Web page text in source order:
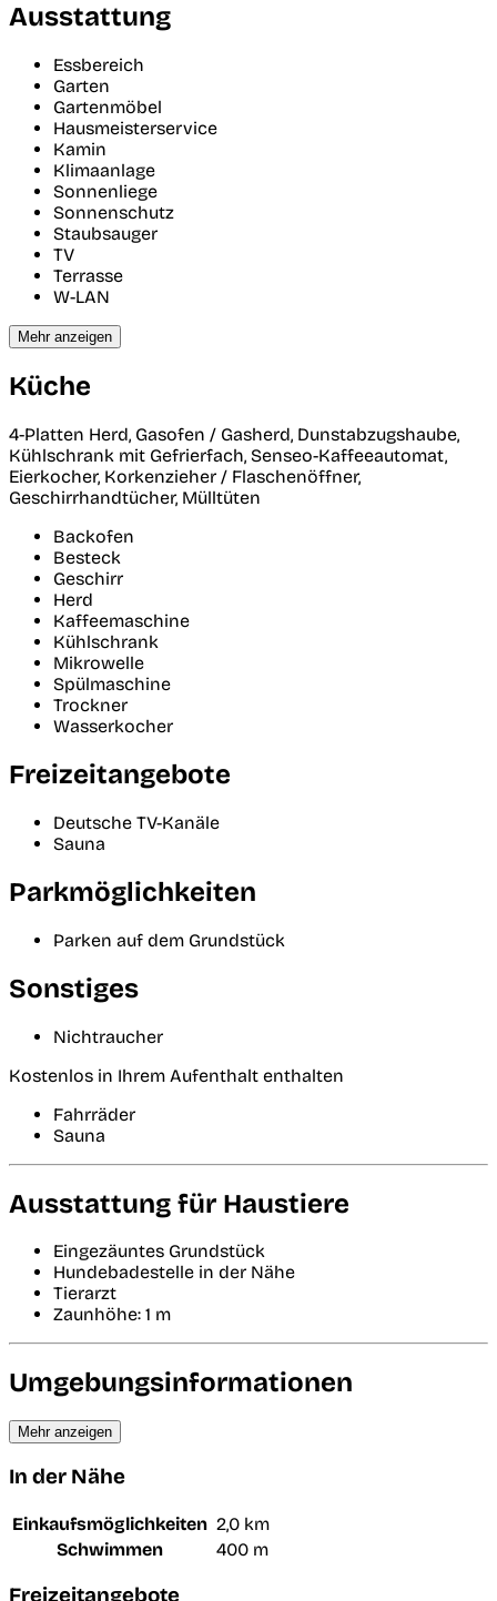
Ausstattung
Essbereich
Garten
Gartenmöbel
Hausmeisterservice
Kamin
Klimaanlage
Sonnenliege
Sonnenschutz
Staubsauger
TV
Terrasse
W-LAN
Mehr anzeigen
Küche
4-Platten Herd, Gasofen / Gasherd, Dunstabzugshaube,
Kühlschrank mit Gefrierfach, Senseo-Kaffeeautomat,
Eierkocher, Korkenzieher / Flaschenöffner,
Geschirrhandtücher, Mülltüten
Backofen
Besteck
Geschirr
Herd
Kaffeemaschine
Kühlschrank
Mikrowelle
Spülmaschine
Trockner
Wasserkocher
Freizeitangebote
Deutsche TV-Kanäle
Sauna
Parkmöglichkeiten
Parken auf dem Grundstück
Sonstiges
Nichtraucher
Kostenlos in Ihrem Aufenthalt enthalten
Fahrräder
Sauna
Ausstattung für Haustiere
Eingezäuntes Grundstück
Hundebadestelle in der Nähe
Tierarzt
Zaunhöhe: 1 m
Umgebungsinformationen
Mehr anzeigen
In der Nähe
Einkaufsmöglichkeiten 2,0 km
Schwimmen
400 m
Freizeitangebote